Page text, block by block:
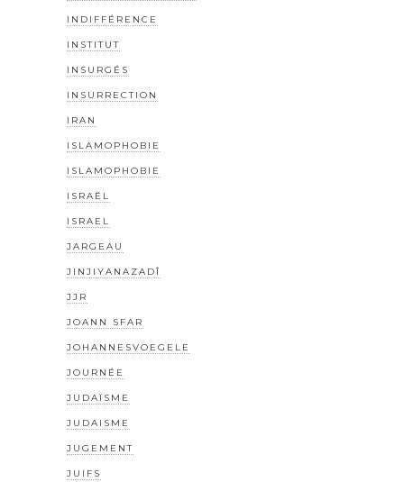
INDIFFÉRENCE
INSTITUT
INSURGÉS
INSURRECTION
IRAN
ISLAMOPHOBIE
ISLAMOPHOBIE
ISRAËL
ISRAEL
JARGEAU
JINJIYANAZADÎ
JJR
JOANN SFAR
JOHANNESVOEGELE
JOURNÉE
JUDAÏSME
JUDAISME
JUGEMENT
JUIFS